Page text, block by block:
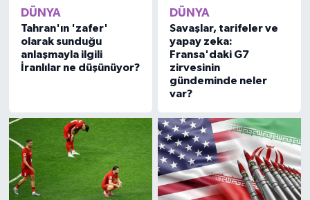
DÜNYA
Tahran'ın 'zafer'
olarak sunduğu
anlaşmayla ilgili
İranlılar ne düşünüyor?
DÜNYA
Savaşlar, tarifeler ve
yapay zeka:
Fransa'daki G7
zirvesinin
gündeminde neler
var?